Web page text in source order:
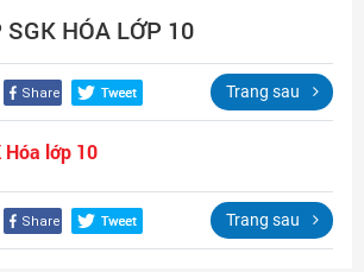
HÓA LỚP 10
Trang sau
Hóa lớp 10
Trang sau